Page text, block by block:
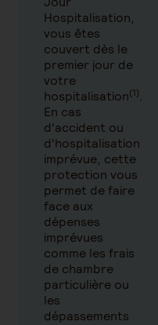
Hospitalisation,
vous êtes
couvert dès le
premier jour de
votre
hospitalisation(1) .
En cas
d'accident ou
d'hospitalisation
imprévue, cette
protection vous
permet de faire
face aux
dépenses
imprévues
comme les frais
de chambre
particulière ou
les
dépassements